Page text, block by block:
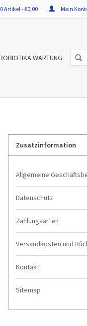
0 Artikel - €0,00 Mein
WARTUNG
Zusatzinformation
Allgemeine
Datenschutz
Zahlungsarten
Versandkosten und
Kontakt
Sitemap